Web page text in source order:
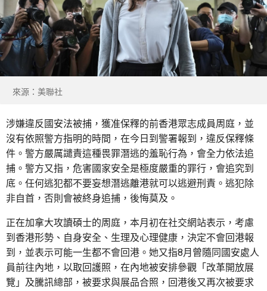
來源：美聯社
涉嫌違反國安法被捕，獲准保釋的前香港眾志成員周庭，並
沒有依照警方指明的時間，在今日到警署報到，違反保釋條
件。警方嚴厲譴責這種畏罪潛逃的羞恥行為，會全力依法追
捕。警方又指，危害國家安全是極度嚴重的罪行，會追究到
底。任何逃犯都不要妄想潛逃離港就可以逃避刑責。逃犯除
非自首，否則會被終身追捕，後悔莫及。
正在加拿大攻讀碩士的周庭，本月初在社交網站表示，考慮
到香港形勢、自身安全、生理及心理健康，決定不會回港報
到，並表示可能一生都不會回港。她又指8月曾隨同國安處人
員前往內地，以取回護照，在內地被安排參觀「改革開放展
覽」及騰訊總部，被要求與展品合照，回港後又再次被要求